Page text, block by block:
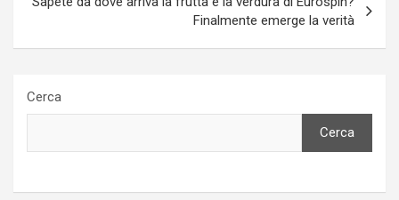
Finalmente emerge la verità
Cerca
Cerca